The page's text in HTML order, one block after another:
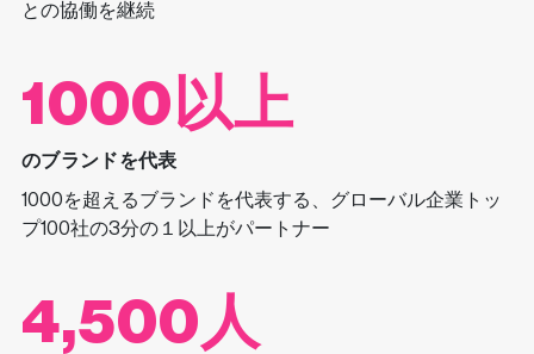
との協働を継続
1000以上
のブランドを代表
1000を超えるブランドを代表する、グローバル企業トッ
プ100社の3分の１以上がパートナー
4,500人